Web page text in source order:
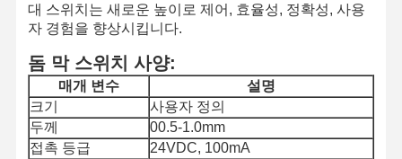
대 스위치는 새로운 높이로 제어, 효율성, 정확성, 사용
자 경험을 향상시킵니다.
돔 막 스위치 사양:
매개 변수
설명
크기
사용자 정의
두께
00.5-1.0mm
접촉 등급
24VDC, 100mA